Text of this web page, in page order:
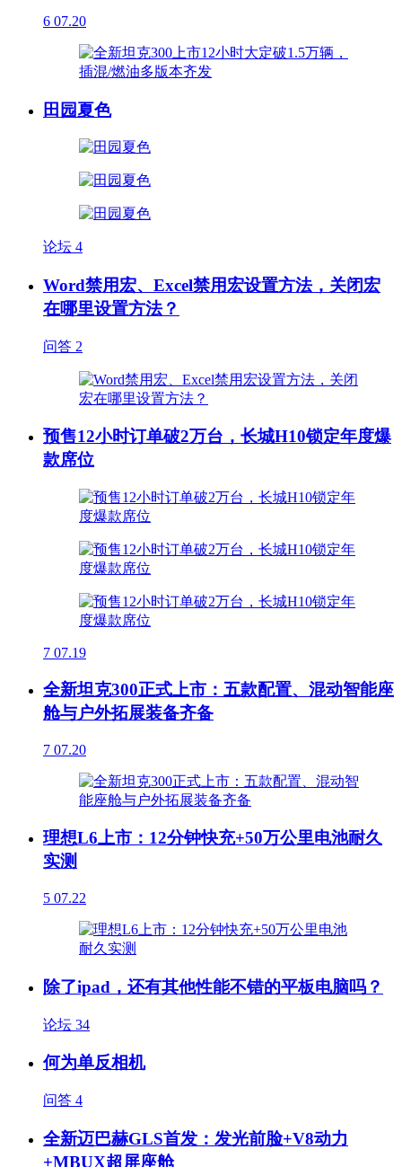
6 07.20
田园夏色
论坛 4
Word禁用宏、Excel禁用宏设置方法，关闭宏
在哪里设置方法？
问答 2
预售12小时订单破2万台，长城H10锁定年度爆
款席位
7 07.19
全新坦克300正式上市：五款配置、混动智能座
舱与户外拓展装备齐备
7 07.20
理想L6上市：12分钟快充+50万公里电池耐久
实测
5 07.22
除了ipad，还有其他性能不错的平板电脑吗？
论坛 34
何为单反相机
问答 4
全新迈巴赫GLS首发：发光前脸+V8动力
+MBUX超屏座舱